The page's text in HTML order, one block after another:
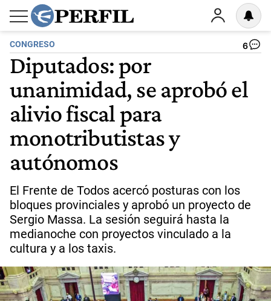
CONGRESO 6
Diputados: por
unanimidad, se aprobó el
alivio fiscal para
monotributistas y
autónomos
El Frente de Todos acercó posturas con los
bloques provinciales y aprobó un proyecto de
Sergio Massa. La sesión seguirá hasta la
medianoche con proyectos vinculado a la
cultura y a los taxis.